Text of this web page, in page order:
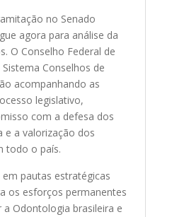
no Senado
agora para análise da
O Conselho Federal de
Conselhos de
acompanhando as
legislativo,
com a defesa dos
e a valorização dos
todo o país.
pautas estratégicas
os esforços permanentes
Odontologia brasileira e